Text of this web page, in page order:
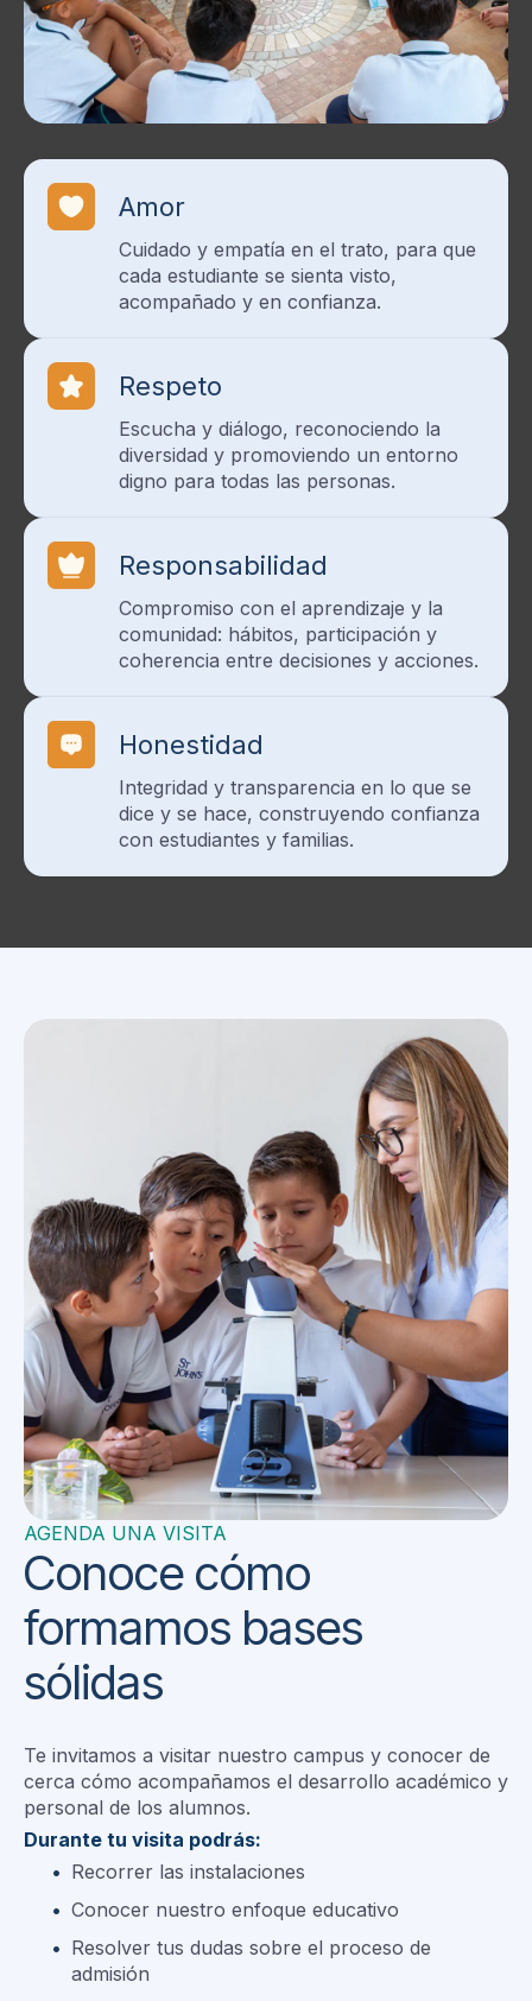
Amor
Cuidado y empatía en el trato, para que
cada estudiante se sienta visto,
acompañado y en confianza.
Respeto
Escucha y diálogo, reconociendo la
diversidad y promoviendo un entorno
digno para todas las personas.
Responsabilidad
Compromiso con el aprendizaje y la
comunidad: hábitos, participación y
coherencia entre decisiones y acciones.
Honestidad
Integridad y transparencia en lo que se
dice y se hace, construyendo confianza
con estudiantes y familias.
AGENDA UNA VISITA
Conoce cómo
formamos bases
sólidas
Te invitamos a visitar nuestro campus y conocer de
cerca cómo acompañamos el desarrollo académico y
personal de los alumnos.
Durante tu visita podrás:
Recorrer las instalaciones
Conocer nuestro enfoque educativo
Resolver tus dudas sobre el proceso de
admisión